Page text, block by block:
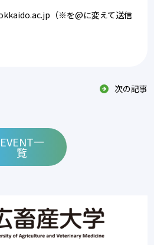
（※を@に変えて送信
次の記事
EVENT一
覧